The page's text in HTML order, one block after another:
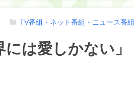
は愛しかない」
TV番組・ネット番組・ニュース番組